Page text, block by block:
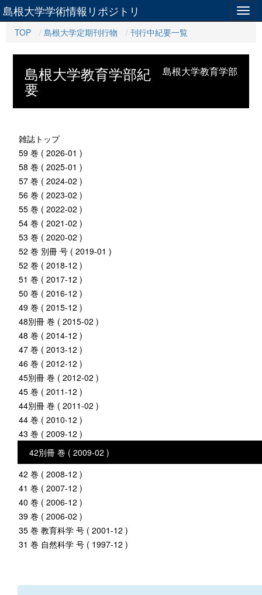
島根大学学術情報リポジトリ
TOP 島根大学定期刊行物 刊行中紀要一覧
島根大学教育学部
島根大学教育学部紀
要
雑誌トップ
59 巻 ( 2026-01 )
58 巻 ( 2025-01 )
57 巻 ( 2024-02 )
56 巻 ( 2023-02 )
55 巻 ( 2022-02 )
54 巻 ( 2021-02 )
53 巻 ( 2020-02 )
52 巻 別冊 号 ( 2019-01 )
52 巻 ( 2018-12 )
51 巻 ( 2017-12 )
50 巻 ( 2016-12 )
49 巻 ( 2015-12 )
48別冊 巻 ( 2015-02 )
48 巻 ( 2014-12 )
47 巻 ( 2013-12 )
46 巻 ( 2012-12 )
45別冊 巻 ( 2012-02 )
45 巻 ( 2011-12 )
44別冊 巻 ( 2011-02 )
44 巻 ( 2010-12 )
43 巻 ( 2009-12 )
42別冊 巻 ( 2009-02 )
42 巻 ( 2008-12 )
41 巻 ( 2007-12 )
40 巻 ( 2006-12 )
39 巻 ( 2006-02 )
35 巻 教育科学 号 ( 2001-12 )
31 巻 自然科学 号 ( 1997-12 )